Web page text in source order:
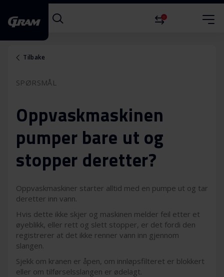
0
Tilbake
SPØRSMÅL
Oppvaskmaskinen
pumper bare ut og
stopper deretter?
Oppvaskmaskiner starter alltid med en pumpe ut og tar
deretter inn vann.
Hvis dette ikke skjer og maskinen melder feil etter et
øyeblikk, eller rett og slett stopper, er det fordi den
registrerer at det ikke renner vann inn gjennom
slangen.
Sjekk om kranen er åpen, om innløpsfilteret er blokkert
eller om tilførselsslangen er ødelagt.